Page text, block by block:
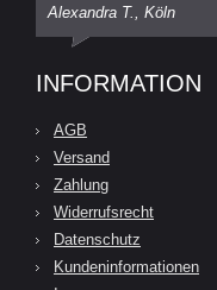
Alexandra T., Köln
INFORMATION
AGB
Versand
Zahlung
Widerrufsrecht
Datenschutz
Kundeninformationen